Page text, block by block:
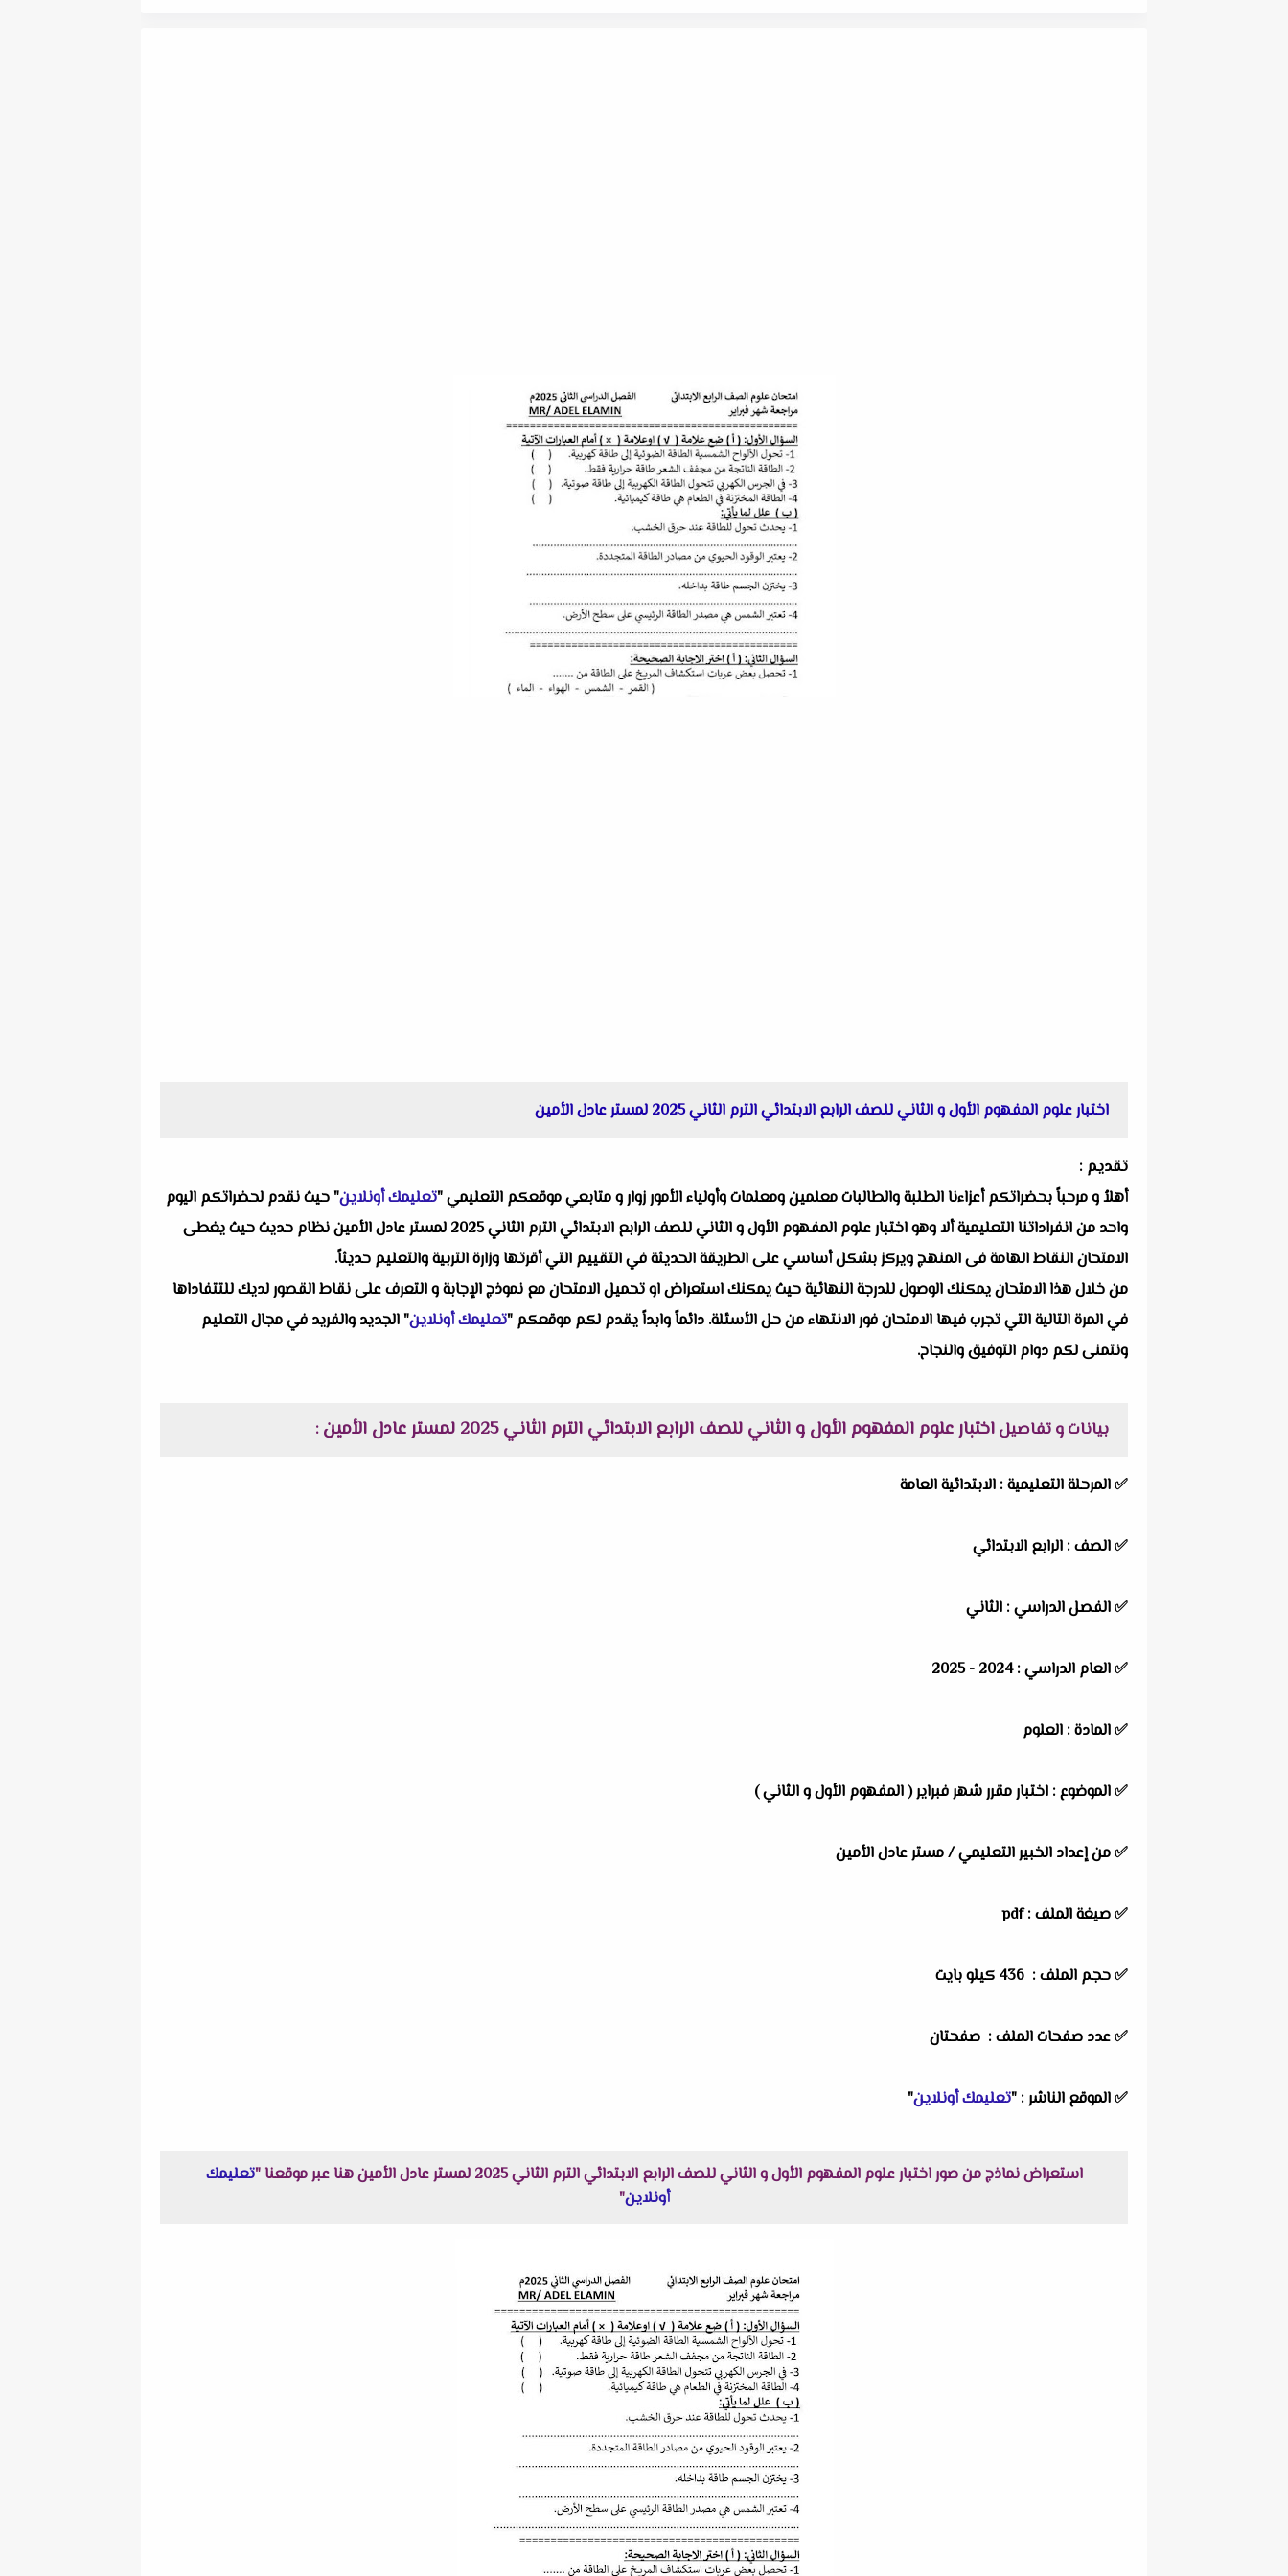
اختبار علوم المفهوم الأول و الثاني للصف الرابع الابتدائي الترم الثاني 2025 لمستر عادل الأمين
تقديم :
أهلاُ و مرحباً بحضراتكم أعزاءنا الطلبة والطالبات معلمين ومعلمات وأولياء الأمور زوار و متابعي موقعكم التعليمي "تعليمك أونلاين" حيث نقدم لحضراتكم اليوم
واحد من انفراداتنا التعليمية ألا وهو اختبار علوم المفهوم الأول و الثاني للصف الرابع الابتدائي الترم الثاني 2025 لمستر عادل الأمين نظام حديث حيث يغطى
الامتحان النقاط الهامة فى المنهج ويركز بشكل أساسي على الطريقة الحديثة في التقييم التي أقرتها وزارة التربية والتعليم حديثاً.
من خلال هذا الامتحان يمكنك الوصول للدرجة النهائية حيث يمكنك استعراض او تحميل الامتحان مع نموذج الإجابة و التعرف على نقاط القصور لديك للتتفاداها
في المرة التالية التي تجرب فيها الامتحان فور الانتهاء من حل الأسئلة. دائماً وابداً يقدم لكم موقعكم "تعليمك أونلاين" الجديد والفريد في مجال التعليم
ونتمنى لكم دوام التوفيق والنجاح.
بيانات و تفاصيلاختبار علوم المفهوم الأول و الثاني للصف الرابع الابتدائي الترم الثاني 2025 لمستر عادل الأمين :
✅المرحلة التعليمية : الابتدائية العامة
✅الصف : الرابع الابتدائي
✅الفصل الدراسي : الثاني
✅العام الدراسي :2024 - 2025
✅المادة : العلوم
✅الموضوع : اختبار مقرر شهر فبراير ( المفهوم الأول و الثاني )
✅من إعداد الخبير التعليمي / مستر عادل الأمين
✅ صيغة الملف : pdf
✅ حجم الملف : 436 كيلو بايت
✅ عدد صفحات الملف : صفحتان
✅الموقع الناشر : "تعليمك أونلاين"
استعراض نماذج من صور اختبار علوم المفهوم الأول و الثاني للصف الرابع الابتدائي الترم الثاني 2025 لمستر عادل الأمين هنا عبر موقعنا "
تعليمك
أونلاين"